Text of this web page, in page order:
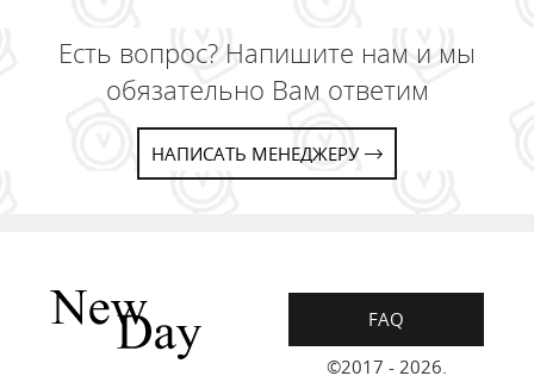
Есть вопрос? Напишите нам и мы
обязательно Вам ответим
НАПИСАТЬ МЕНЕДЖЕРУ
FAQ
©2017 - 2026.